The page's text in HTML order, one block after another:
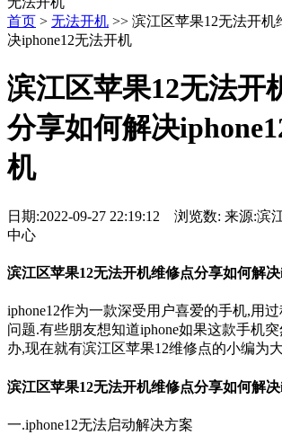
首页 > 无法开机 >> 滨江区苹果12无法开机
决iphone12无法开机
滨江区苹果12无法开
分享如何解决
机
日期:2022-09-27 22:19:12 浏览数: 来源:滨
中心
滨江区苹果12无法开机维修点分享如何解
iphone12作为一款深受用户喜爱的手机,用
问题.有些朋友想知道iphone如果这款手机
办,现在就有滨江区苹果12维修点的小编为
滨江区苹果12无法开机维修点分享如何解
一.iphone12无法启动解决方案